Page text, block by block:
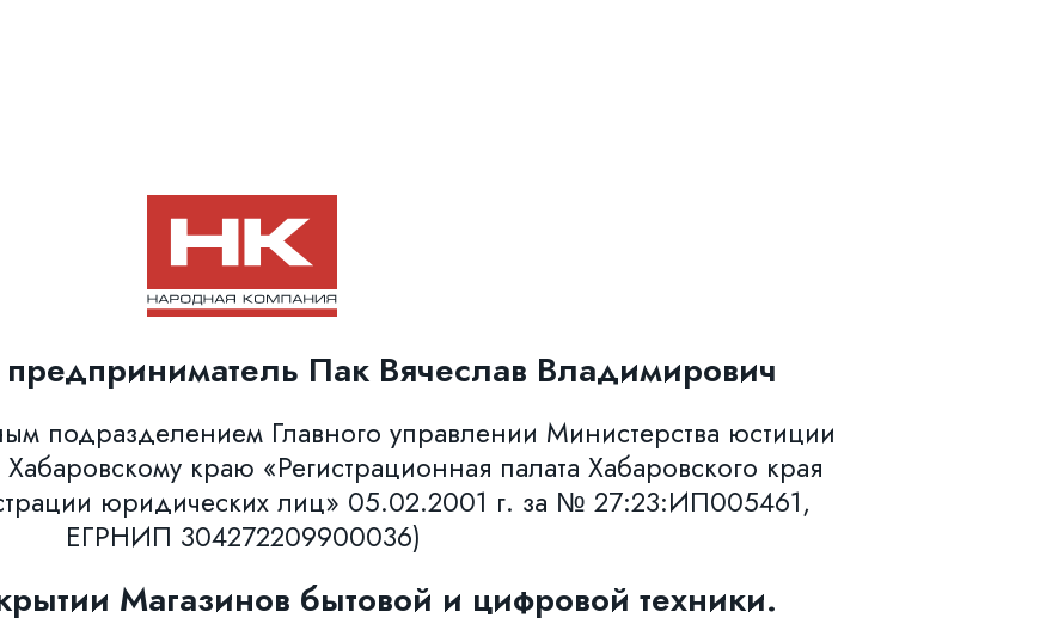
Пак Вячеслав Владимирович
подразделением Главного управлении Министерства юстиции
краю «Регистрационная палата Хабаровского края
юридических лиц» 05.02.2001 г. за № 27:23:ИП005461,
ЕГРНИП 304272209900036)
Магазинов бытовой и цифровой техники.